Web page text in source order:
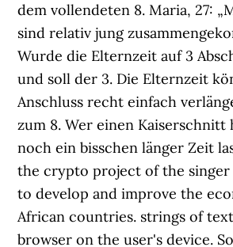
dem vollendeten 8. Maria, 27:
sind relativ jung
Wurde die Elternzeit auf 3
und soll der 3. Die Elternzeit
Anschluss recht einfach
zum 8. Wer einen Kaiserschnitt
noch ein bisschen länger Zeit
the crypto project of the singer
to develop and improve the
African countries. strings of
browser on the user's device.